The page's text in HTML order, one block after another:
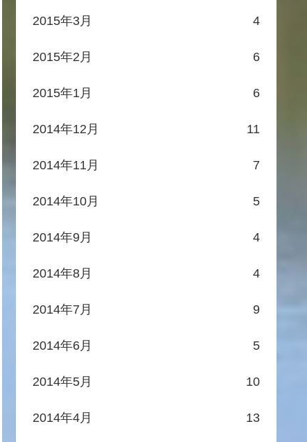
2015年3月 4
2015年2月 6
2015年1月 6
2014年12月 11
2014年11月 7
2014年10月 5
2014年9月 4
2014年8月 4
2014年7月 9
2014年6月 5
2014年5月 10
2014年4月 13